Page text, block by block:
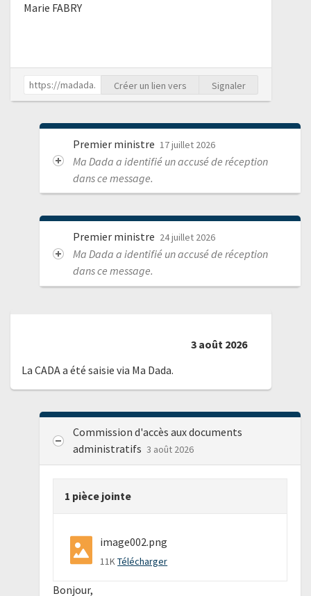
Marie FABRY
Créer un lien vers Signaler
Premier ministre 17 juillet 2026
Ma Dada a identifié un accusé de réception
dans ce message.
Premier ministre 24 juillet 2026
Ma Dada a identifié un accusé de réception
dans ce message.
3 août 2026
La CADA a été saisie via Ma Dada.
Commission d'accès aux documents
administratifs 3 août 2026
1 pièce jointe
image002.png
11KTélécharger
Bonjour,